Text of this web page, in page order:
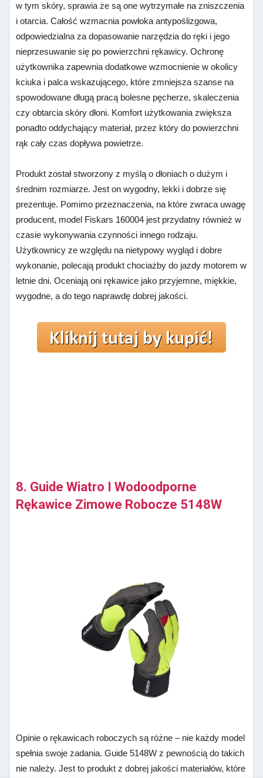
w tym skóry, sprawia że są one wytrzymałe na zniszczenia
i otarcia. Całość wzmacnia powłoka antypoślizgowa,
odpowiedzialna za dopasowanie narzędzia do ręki i jego
nieprzesuwanie się po powierzchni rękawicy. Ochronę
użytkownika zapewnia dodatkowe wzmocnienie w okolicy
kciuka i palca wskazującego, które zmniejsza szanse na
spowodowane długą pracą bolesne pęcherze, skaleczenia
czy obtarcia skóry dłoni. Komfort użytkowania zwiększa
ponadto oddychający materiał, przez który do powierzchni
rąk cały czas dopływa powietrze.
Produkt został stworzony z myślą o dłoniach o dużym i
średnim rozmiarze. Jest on wygodny, lekki i dobrze się
prezentuje. Pomimo przeznaczenia, na które zwraca uwagę
producent, model Fiskars 160004 jest przydatny również w
czasie wykonywania czynności innego rodzaju.
Użytkownicyze względu na nietypowy wygląd i dobre
wykonanie, polecają produkt chociażby do jazdy motorem w
letnie dni. Oceniają oni rękawice jako przyjemne, miękkie,
wygodne, a do tego naprawdę dobrej jakości.
8. Guide Wiatro I Wodoodporne
Rękawice Zimowe Robocze 5148W
Opinie o rękawicach roboczych są różne – nie każdy model
spełnia swoje zadania. Guide 5148Wz pewnością do takich
nie należy. Jest to produkt z dobrej jakości materiałów, które